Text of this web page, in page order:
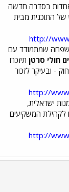
בסדרה חדשה
התוכנית מבית
http://
שמתמודד עם
חולי סרטן תיזכרו
- ובעיקר לזכור
http://
ישראלית,
לקהילת המשקיעים
http://